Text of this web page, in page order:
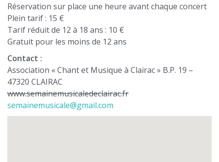
Réservation sur place une heure avant chaque concert
Plein tarif : 15 €
Tarif réduit de 12 à 18 ans : 10 €
Gratuit pour les moins de 12 ans
Contact :
Association « Chant et Musique à Clairac » B.P. 19 –
47320 CLAIRAC
www.semainemusicaledeclairac.fr
semainemusicale@gmail.com